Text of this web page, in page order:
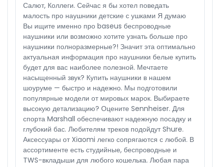
Салют, Коллеги. Сейчас я бы хотел поведать
малость про наушники детские с ушками Я думаю
Вы ищите именно про baseus беспроводные
наушники или возможно хотите узнать больше про
наушники полноразмерные?! Значит эта оптимально
актуальная информация про наушники белые купить
будет для вас наиболее полезной. Мечтаете
насыщенный звук? Купить наушники в нашем
шоуруме — быстро и надежно. Мы подготовили
популярные модели от мировых марок. Выбираете
высокую детализацию? Оцените Sennheiser. Для
спорта Marshall обеспечивают надежную посадку и
глубокий бас. Любителям треков подойдут Shure.
Аксессуары от Xiaomi легко сопрягаются с любой. В
ассортименте есть студийные, беспроводные и
TWS-вкладыши для любого кошелька. Любая пара